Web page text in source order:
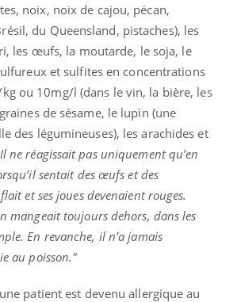
noix, noix de cajou, pécan,
du Queensland, pistaches), les
les œufs, la moutarde, le soja, le
et sulfites en concentrations
ou 10mg/l (dans le vin, la bière, les
de sésame, le lupin (une
des légumineuses), les arachides et
ne réagissait pas uniquement qu’en
sentait des œufs et des
et ses joues devenaient rouges.
mangeait toujours dehors, dans les
En revanche, il n’a jamais
au poisson."
patient est devenu allergique au